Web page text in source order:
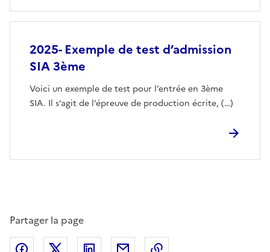
2025- Exemple de test d’admission
SIA 3ème
Voici un exemple de test pour l’entrée en 3ème
SIA. Il s’agit de l’épreuve de production écrite, (…)
Partager la page
Partager sur Facebook
Partager sur Twitter
Partager sur LinkedIn
Partager par email